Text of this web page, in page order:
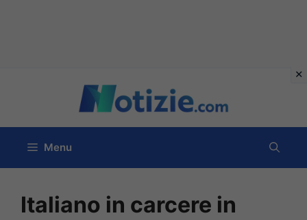
contenuto
Menu
Italiano in carcere in